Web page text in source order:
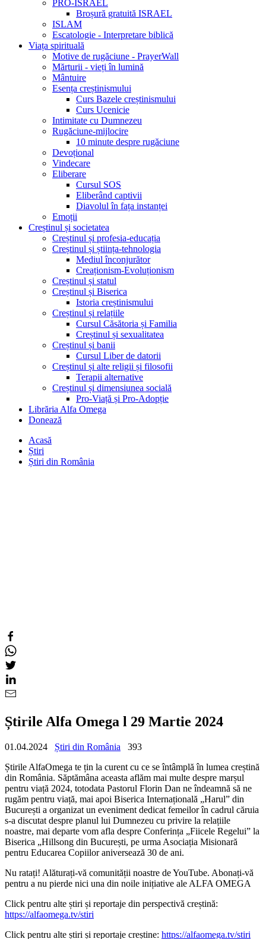
PRO-ISRAEL
Broșură gratuită ISRAEL
ISLAM
Escatologie - Interpretare biblică
Viața spirituală
Motive de rugăciune - PrayerWall
Mărturii - vieți în lumină
Mântuire
Esența creștinismului
Curs Bazele creștinismului
Curs Ucenicie
Intimitate cu Dumnezeu
Rugăciune-mijlocire
10 minute despre rugăciune
Devoțional
Vindecare
Eliberare
Cursul SOS
Eliberând captivii
Diavolul în fața instanței
Emoții
Creștinul și societatea
Creștinul și profesia-educația
Creștinul și știința-tehnologia
Mediul înconjurător
Creaționism-Evoluționism
Creștinul și statul
Creștinul și Biserica
Istoria creștinismului
Creștinul și relațiile
Cursul Căsătoria și Familia
Creștinul și sexualitatea
Creștinul și banii
Cursul Liber de datorii
Creștinul și alte religii și filosofii
Terapii alternative
Creștinul și dimensiunea socială
Pro-Viață și Pro-Adopție
Librăria Alfa Omega
Donează
Acasă
Știri
Știri din România
Știrile Alfa Omega l 29 Martie 2024
01.04.2024 Știri din România
393
Știrile AlfaOmega te țin la curent cu ce se întâmplă în lumea creștină
din România. Săptămâna aceasta aflăm mai multe despre marșul
pentru viață 2024, totodata Pastorul Florin Dan ne îndeamnă să ne
rugăm pentru viață, mai apoi Biserica Internațională „Harul” din
București a organizat un eveniment dedicat femeilor în cadrul căruia
s-a discutat despre planul lui Dumnezeu cu privire la relațiile
noastre, mai departe vom afla despre Conferința „Fiicele Regelui” la
Biserica „Hillsong din București, pe urma Asociația Misionară
pentru Educarea Copiilor aniversează 30 de ani.
Nu ratați! Alăturați-vă comunității noastre de YouTube. Abonați-vă
pentru a nu pierde nici una din noile inițiative ale ALFA OMEGA
Click pentru alte știri și reportaje din perspectivă creștină:
https://alfaomega.tv/stiri
Click pentru alte știri și reportaje creștine: https://alfaomega.tv/stiri